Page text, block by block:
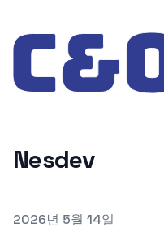
Nesdev
Published on
2026년 5월 14일